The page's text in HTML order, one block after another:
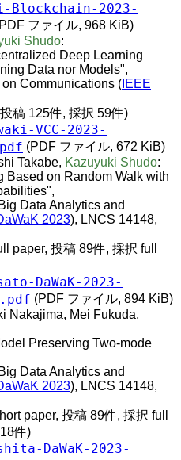
Blockchain-2023-
ファイル, 968 KiB)
Shudo:
Deep Learning
Data nor Models",
Communications ( IEEE
稿 125件, 採択 59件)
VCC-2023-
(PDF ファイル, 672 KiB)
Takabe, Kazuyuki Shudo:
Based on Random Walk with
Data Analytics and
2023), LNCS 14148,
paper, 投稿 89件, 採択 full
DaWaK-2023-
(PDF ファイル, 894 KiB)
Nakajima, Mei Fukuda,
Preserving Two-mode
Data Analytics and
2023), LNCS 14148,
paper, 投稿 89件, 採択 full
件)
DaWaK-2023-